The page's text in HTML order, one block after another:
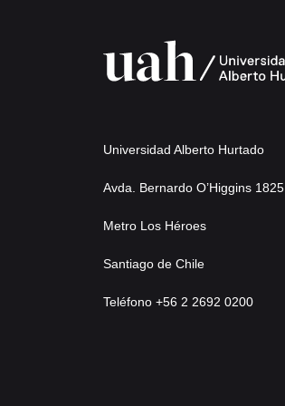
Universidad Alberto Hurtado
Avda. Bernardo O’Higgins 1825
Metro Los Héroes
Santiago de Chile
Teléfono +56 2 2692 0200